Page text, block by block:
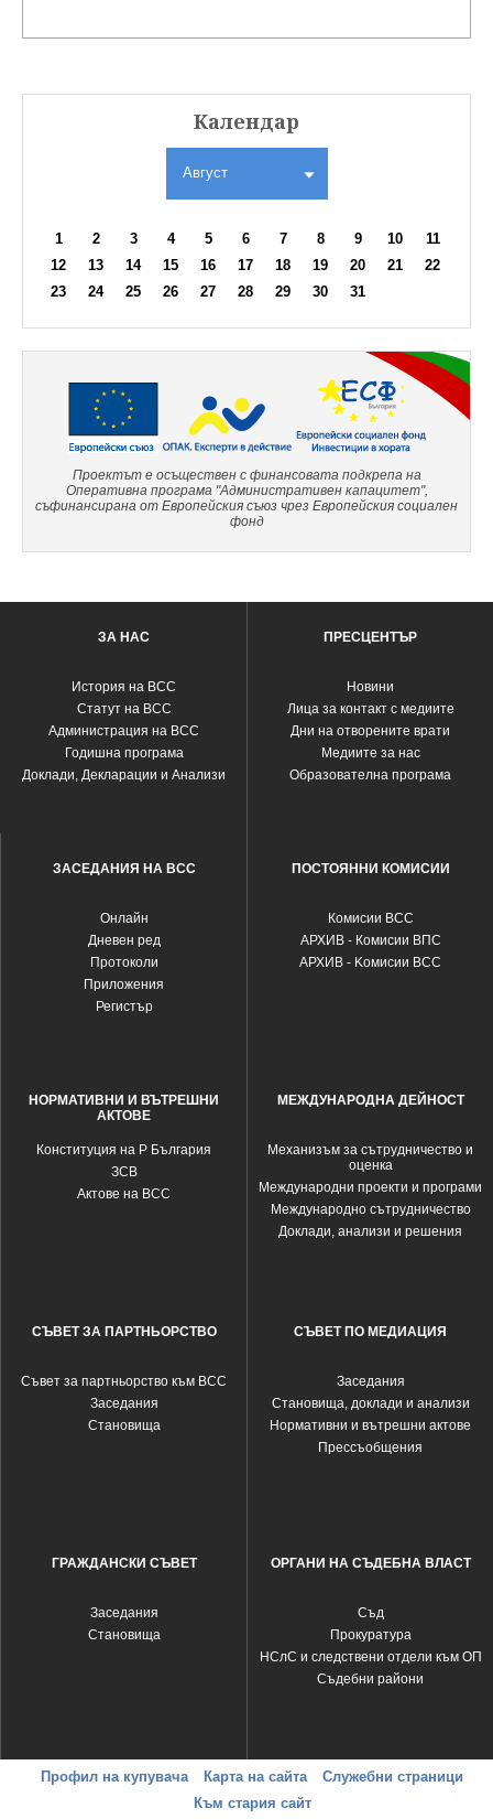
Календар
Август
1 2 3 4 5 6 7 8 9 10
11
12
13 14 15 16 17 18 19 20 21
22
23
24 25 26 27 28 29 30 31
Проектът е осъществен с финансовата подкрепа на
Оперативна програма "Административен капацитет",
съфинансирана от Европейския съюз чрез Европейския социален
фонд
ЗА НАС
История на ВСС
Статут на ВСС
Администрация на ВСС
Годишна програма
Доклади, Декларации и Анализи
ПРЕСЦЕНТЪР
Новини
Лица за контакт с медиите
Дни на отворените врати
Медиите за нас
Образователна програма
ЗАСЕДАНИЯ НА ВСС
Oнлайн
Дневен ред
Протоколи
Приложения
Регистър
ПОСТОЯННИ КОМИСИИ
Комисии ВСС
АРХИВ - Комисии ВПС
АРХИВ - Kомисии ВСС
НОРМАТИВНИ И ВЪТРЕШНИ
АКТОВЕ
Конституция на Р България
ЗСВ
Актове на ВСС
МЕЖДУНАРОДНА ДЕЙНОСТ
Механизъм за сътрудничество и
оценка
Международни проекти и програми
Международно сътрудничество
Доклади, анализи и решения
СЪВЕТ ЗА ПАРТНЬОРСТВО
Съвет за партньорство към ВСС
Заседания
Становища
СЪВЕТ ПО МЕДИАЦИЯ
Заседания
Становища, доклади и анализи
Нормативни и вътрешни актове
Прессъобщения
ГРАЖДАНСКИ СЪВЕТ
Заседания
Становища
ОРГАНИ НА СЪДЕБНА ВЛАСТ
Съд
Прокуратура
НСлС и следствени отдели към ОП
Съдебни райони
Профил на купувача Карта на сайта
Служебни страници
Към стария сайт